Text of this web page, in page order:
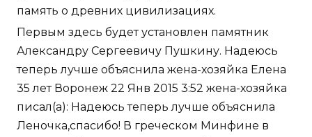
память о древних цивилизациях.
Первым здесь будет установлен памятник
Александру Сергеевичу Пушкину. Надеюсь
теперь лучше объяснила жена-хозяйка Елена
35 лет Воронеж 22 Янв 2015 3:52 жена-хозяйка
писал(а): Надеюсь теперь лучше объяснила
Леночка,спасибо! В греческом Минфине в